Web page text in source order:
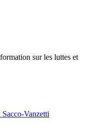
sur les luttes et
Vanzetti